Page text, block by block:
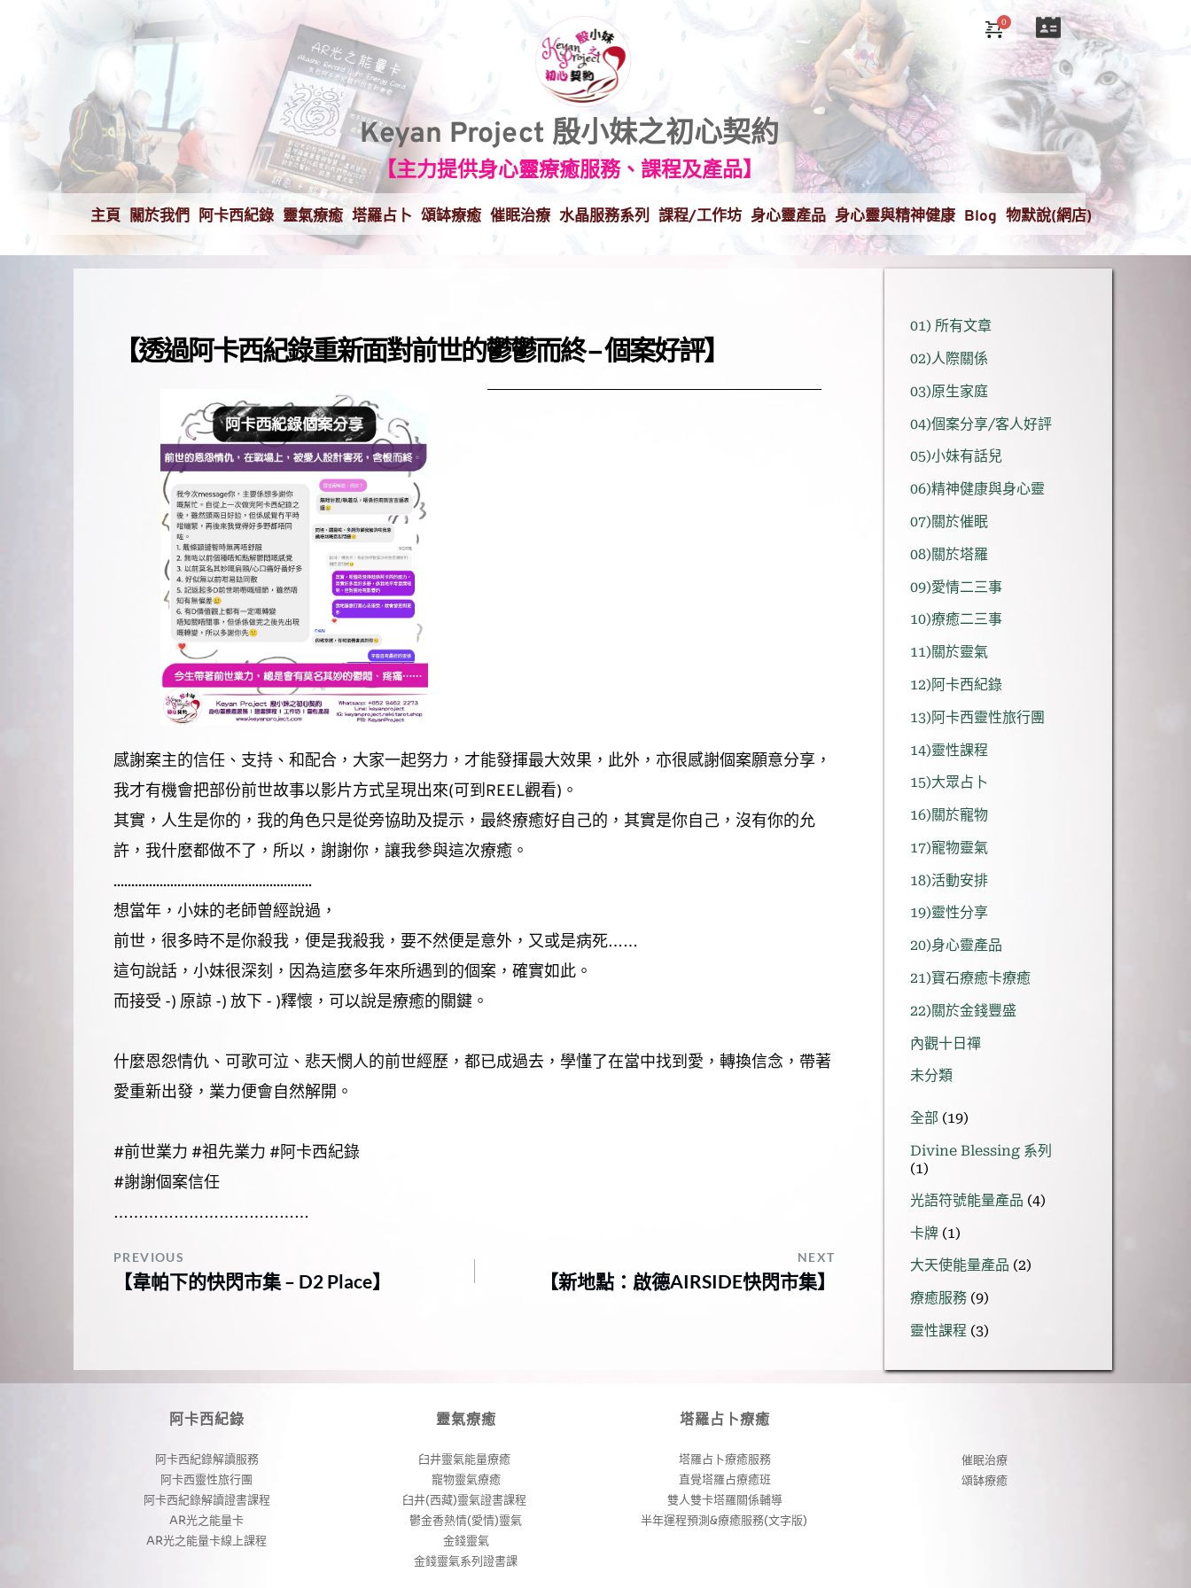
Keyan Project 殷小妹之初心契約
【主力提供身心靈療癒服務、課程及產品】
主頁 關於我們 阿卡西紀錄 靈氣療癒 塔羅占卜 頌缽療癒 催眠治療 水晶服務系列 課程/工作坊 身心靈產品 身心靈與精神健康 Blog 物默說(網店)
【透過阿卡西紀錄重新面對前世的鬱鬱而終 – 個案好評】
感謝案主的信任、支持、和配合，大家一起努力，才能發揮最大效果，此外，亦很感謝個案願意分享，
我才有機會把部份前世故事以影片方式呈現出來(可到REEL觀看)。
其實，人生是你的，我的角色只是從旁協助及提示，最終療癒好自己的，其實是你自己，沒有你的允
許，我什麼都做不了，所以，謝謝你，讓我參與這次療癒。
........................................................
想當年，小妹的老師曾經說過，
前世，很多時不是你殺我，便是我殺我，要不然便是意外，又或是病死……
這句說話，小妹很深刻，因為這麼多年來所遇到的個案，確實如此。
而接受 -) 原諒 -) 放下 - )釋懷，可以說是療癒的關鍵。
什麼恩怨情仇、可歌可泣、悲天憫人的前世經歷，都已成過去，學懂了在當中找到愛，轉換信念，帶著
愛重新出發，業力便會自然解開。
#前世業力 #祖先業力 #阿卡西紀錄
#謝謝個案信任
…………………………………
PREVIOUS NEXT
【韋帕下的快閃市集 – D2 Place】 【新地點：啟德AIRSIDE快閃市集】
01) 所有文章
02)人際關係
03)原生家庭
04)個案分享/客人好評
05)小妹有話兒
06)精神健康與身心靈
07)關於催眠
08)關於塔羅
09)愛情二三事
10)療癒二三事
11)關於靈氣
12)阿卡西紀錄
13)阿卡西靈性旅行團
14)靈性課程
15)大眾占卜
16)關於寵物
17)寵物靈氣
18)活動安排
19)靈性分享
20)身心靈產品
21)寶石療癒卡療癒
22)關於金錢豐盛
內觀十日禪
未分類
全部 1919
產
Divine Blessing 系列
11
產
品
光語符號能量產品 44
卡牌 11
產
品
大天使能量產品 22
療癒服務 99
產
靈性課程 33
產
阿卡西紀錄
阿卡西紀錄解讀服務
阿卡西靈性旅行團
阿卡西紀錄解讀證書課程
AR光之能量卡
AR光之能量卡線上課程
靈氣療癒
臼井靈氣能量療癒
寵物靈氣療癒
臼井(西藏)靈氣證書課程
鬱金香熱情(愛情)靈氣
金錢靈氣
金錢靈氣系列證書課
塔羅占卜療癒
塔羅占卜療癒服務
直覺塔羅占療癒班
雙人雙卡塔羅關係輔導
半年運程預測&療癒服務(文字版)
催眠治療
頌缽療癒